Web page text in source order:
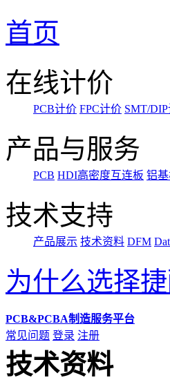
首页
在线计价
PCB计价 FPC计价 SMT/
产品与服务
PCB HDI高密度互连板 铝
技术支持
产品展示 技术资料 DFM
为什么选择
PCB&PCBA制造服务平台
常见问题 登录 注册
技术资料